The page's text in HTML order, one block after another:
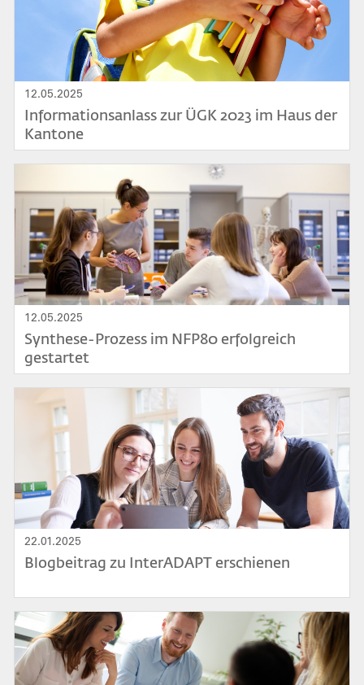
12.05.2025
Informationsanlass zur ÜGK 2023 im Haus der
Kantone
12.05.2025
Synthese-Prozess im NFP80 erfolgreich
gestartet
22.01.2025
Blogbeitrag zu InterADAPT erschienen
Bild